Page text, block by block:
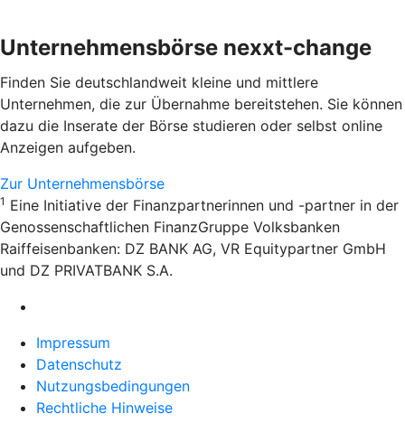
Unternehmensbörse nexxt-change
Finden Sie deutschlandweit kleine und mittlere
Unternehmen, die zur Übernahme bereitstehen. Sie können
dazu die Inserate der Börse studieren oder selbst online
Anzeigen aufgeben.
Zur Unternehmensbörse
1 Eine Initiative der Finanzpartnerinnen und -partner in der
Genossenschaftlichen FinanzGruppe Volksbanken
Raiffeisenbanken: DZ BANK AG, VR Equitypartner GmbH
und DZ PRIVATBANK S.A.
Impressum
Datenschutz
Nutzungsbedingungen
Rechtliche Hinweise